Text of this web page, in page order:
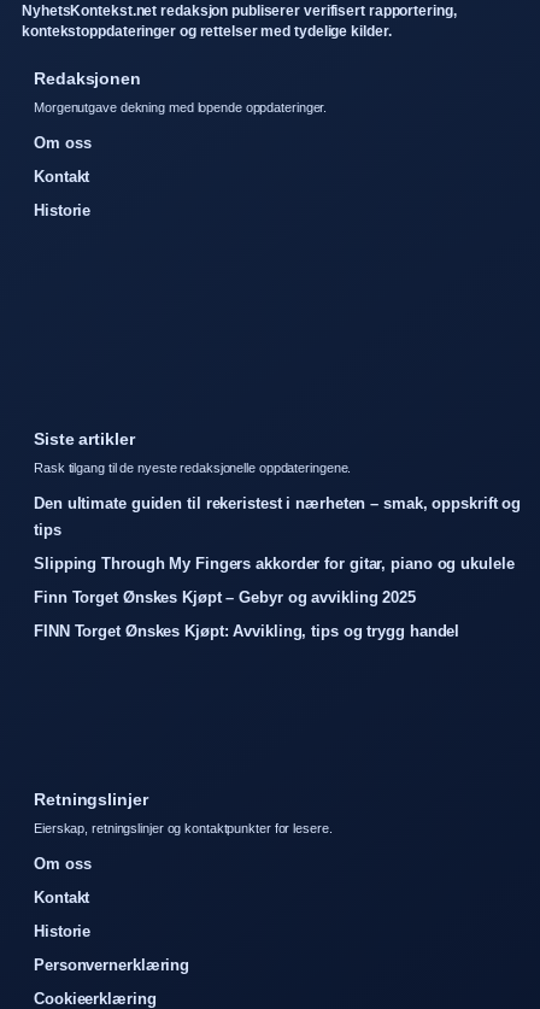
NyhetsKontekst.net redaksjon publiserer verifisert rapportering,
kontekstoppdateringer og rettelser med tydelige kilder.
Redaksjonen
Morgenutgave dekning med lopende oppdateringer.
Om oss
Kontakt
Historie
Siste artikler
Rask tilgang til de nyeste redaksjonelle oppdateringene.
Den ultimate guiden til rekeristest i nærheten – smak, oppskrift og
tips
Slipping Through My Fingers akkorder for gitar, piano og ukulele
Finn Torget Ønskes Kjøpt – Gebyr og avvikling 2025
FINN Torget Ønskes Kjøpt: Avvikling, tips og trygg handel
Retningslinjer
Eierskap, retningslinjer og kontaktpunkter for lesere.
Om oss
Kontakt
Historie
Personvernerklæring
Cookieerklæring